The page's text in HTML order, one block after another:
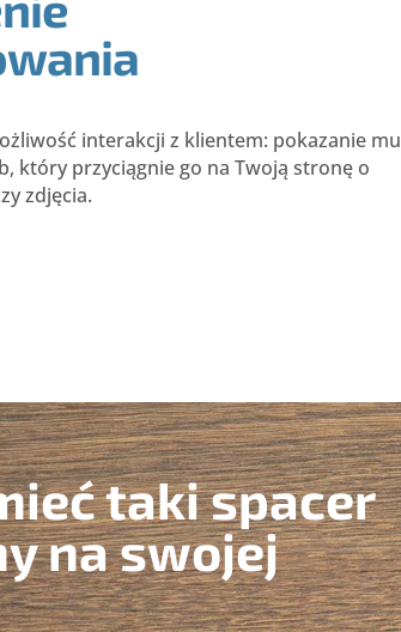
interakcji z klientem: pokazanie mu
który przyciągnie go na Twoją stronę o
zdjęcia.
taki spacer
na swojej